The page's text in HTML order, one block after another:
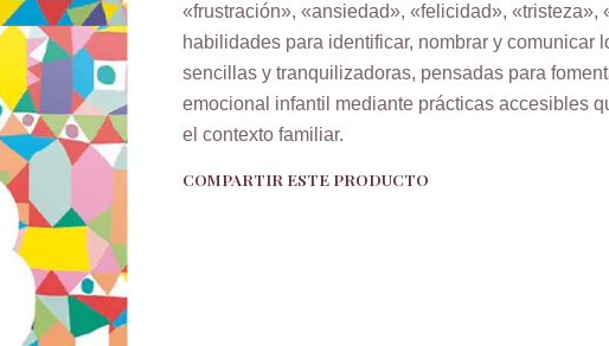
«frustración», «ansiedad», «felicidad»,
habilidades para identificar, nombrar y comunicar
sencillas y tranquilizadoras, pensadas para
emocional infantil mediante prácticas accesibles
el contexto familiar.
COMPARTIR ESTE PRODUCTO